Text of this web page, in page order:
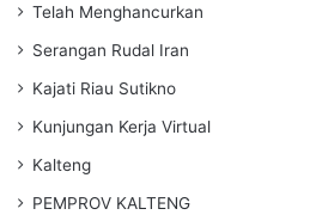
Telah Menghancurkan
Serangan Rudal Iran
Kajati Riau Sutikno
Kunjungan Kerja Virtual
Kalteng
PEMPROV KALTENG